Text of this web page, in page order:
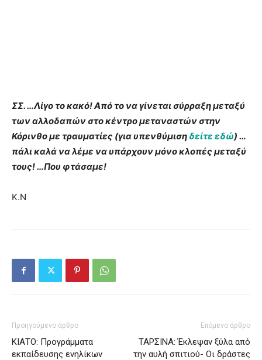
ΣΣ. …Λίγο το κακό! Από το να γίνεται σύρραξη μεταξύ
των αλλοδαπών στο κέντρο μεταναστών στην
Κόρινθο με τραυματίες (για υπενθύμιση δείτε εδώ) …
πάλι καλά να λέμε να υπάρχουν μόνο κλοπές μεταξύ
τους! …Που φτάσαμε!
Κ.Ν
Προηγούμενο άρθρο
ΚΙΑΤΟ: Προγράμματα
εκπαίδευσης ενηλίκων
Επόμενο άρθρο
ΤΑΡΣΙΝΑ: Έκλεψαν ξύλα από
την αυλή σπιτιού- Οι δράστες